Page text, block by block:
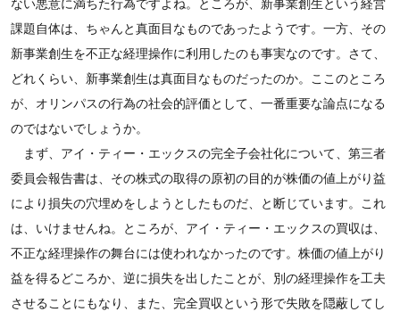
ない悪意に満ちた行為ですよね。ところが、新事業創生という経営
課題自体は、ちゃんと真面目なものであったようです。一方、その
新事業創生を不正な経理操作に利用したのも事実なのです。さて、
どれくらい、新事業創生は真面目なものだったのか。ここのところ
が、オリンパスの行為の社会的評価として、一番重要な論点になる
のではないでしょうか。
まず、アイ・ティー・エックスの完全子会社化について、第三者
委員会報告書は、その株式の取得の原初の目的が株価の値上がり益
により損失の穴埋めをしようとしたものだ、と断じています。これ
は、いけませんね。ところが、アイ・ティー・エックスの買収は、
不正な経理操作の舞台には使われなかったのです。株価の値上がり
益を得るどころか、逆に損失を出したことが、別の経理操作を工夫
させることにもなり、また、完全買収という形で失敗を隠蔽してし